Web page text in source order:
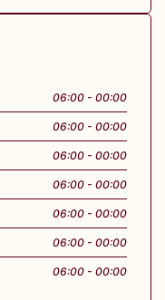
06:00 - 00:00
06:00 - 00:00
06:00 - 00:00
06:00 - 00:00
06:00 - 00:00
06:00 - 00:00
06:00 - 00:00